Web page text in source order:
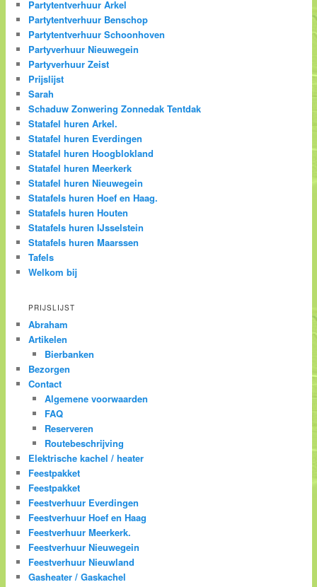
Partytentverhuur Arkel
Partytentverhuur Benschop
Partytentverhuur Schoonhoven
Partyverhuur Nieuwegein
Partyverhuur Zeist
Prijslijst
Sarah
Schaduw Zonwering Zonnedak Tentdak
Statafel huren Arkel.
Statafel huren Everdingen
Statafel huren Hoogblokland
Statafel huren Meerkerk
Statafel huren Nieuwegein
Statafels huren Hoef en Haag.
Statafels huren Houten
Statafels huren IJsselstein
Statafels huren Maarssen
Tafels
Welkom bij
PRIJSLIJST
Abraham
Artikelen
Bierbanken
Bezorgen
Contact
Algemene voorwaarden
FAQ
Reserveren
Routebeschrijving
Elektrische kachel / heater
Feestpakket
Feestpakket
Feestverhuur Everdingen
Feestverhuur Hoef en Haag
Feestverhuur Meerkerk.
Feestverhuur Nieuwegein
Feestverhuur Nieuwland
Gasheater / Gaskachel